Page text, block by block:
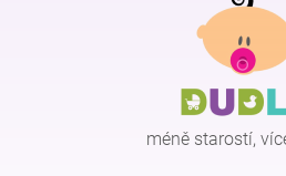
méně starostí,